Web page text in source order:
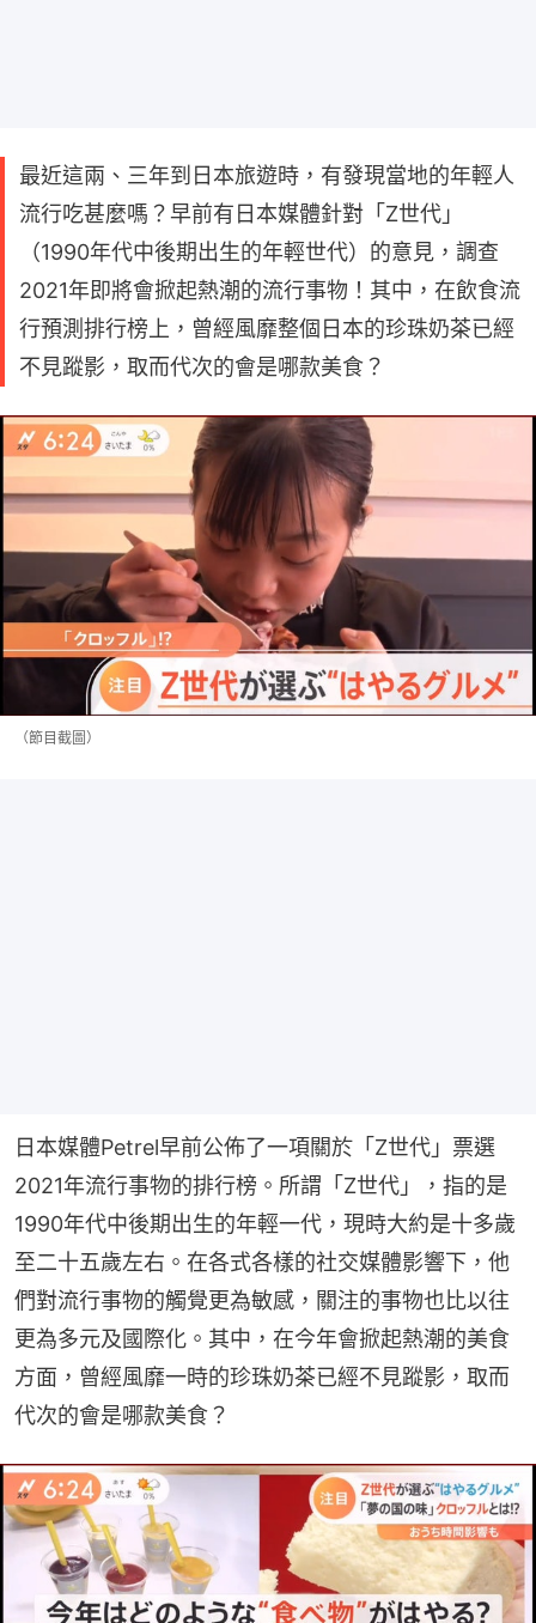
最近這兩、三年到日本旅遊時，有發現當地的年輕人
流行吃甚麼嗎？早前有日本媒體針對「Z世代」
（1990年代中後期出生的年輕世代）的意見，調查
2021年即將會掀起熱潮的流行事物！其中，在飲食流
行預測排行榜上，曾經風靡整個日本的珍珠奶茶已經
不見蹤影，取而代次的會是哪款美食？
（節目截圖）
日本媒體Petrel早前公佈了一項關於「Z世代」票選
2021年流行事物的排行榜。所謂「Z世代」，指的是
1990年代中後期出生的年輕一代，現時大約是十多歲
至二十五歲左右。在各式各樣的社交媒體影響下，他
們對流行事物的觸覺更為敏感，關注的事物也比以往
更為多元及國際化。其中，在今年會掀起熱潮的美食
方面，曾經風靡一時的珍珠奶茶已經不見蹤影，取而
代次的會是哪款美食？